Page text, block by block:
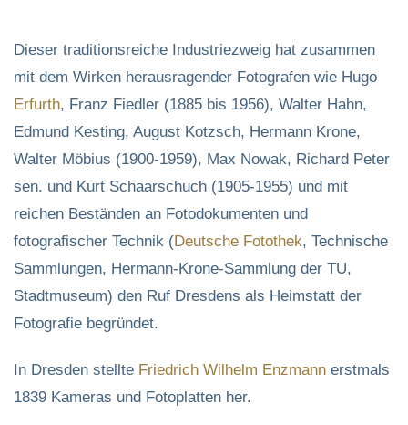
Dieser traditionsreiche Industriezweig hat zusammen
mit dem Wirken herausragender Fotografen wie Hugo
Erfurth, Franz Fiedler (1885 bis 1956), Walter Hahn,
Edmund Kesting, August Kotzsch, Hermann Krone,
Walter Möbius (1900-1959), Max Nowak, Richard Peter
sen. und Kurt Schaarschuch (1905-1955) und mit
reichen Beständen an Fotodokumenten und
fotografischer Technik (Deutsche Fotothek, Technische
Sammlungen, Hermann-Krone-Sammlung der TU,
Stadtmuseum) den Ruf Dresdens als Heimstatt der
Fotografie begründet.
In Dresden stellte Friedrich Wilhelm Enzmann erstmals
1839 Kameras und Fotoplatten her.